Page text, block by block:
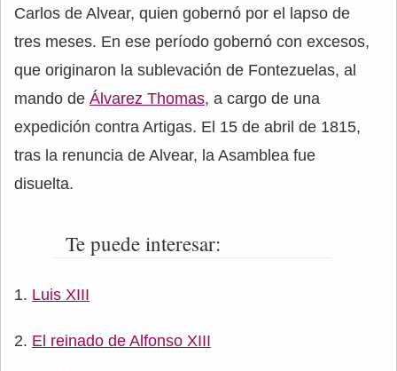
Carlos de Alvear, quien gobernó por el lapso de
tres meses. En ese período gobernó con excesos,
que originaron la sublevación de Fontezuelas, al
mando de Álvarez Thomas, a cargo de una
expedición contra Artigas. El 15 de abril de 1815,
tras la renuncia de Alvear, la Asamblea fue
disuelta.
Te puede interesar:
Luis XIII
El reinado de Alfonso XIII